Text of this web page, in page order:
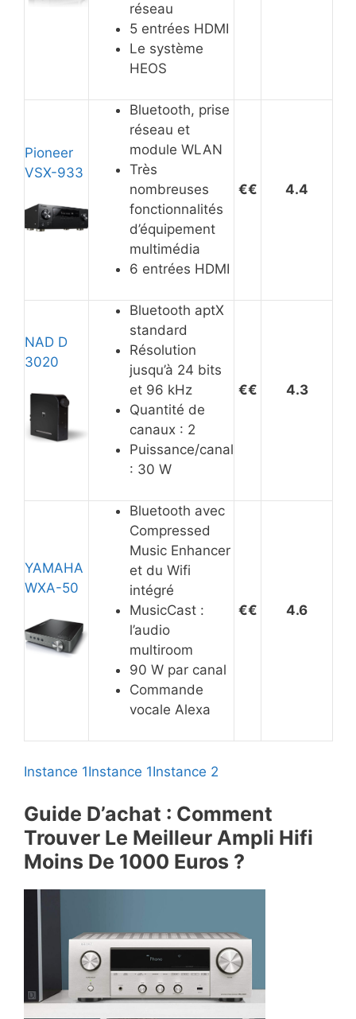
réseau
5 entrées HDMI
Le système
HEOS
Pioneer
VSX-933
Bluetooth, prise
réseau et
module WLAN
Très
nombreuses
fonctionnalités
d’équipement
multimédia
6 entrées HDMI
€€ 4.4
NAD D
3020
Bluetooth aptX
standard
Résolution
jusqu’à 24 bits
et 96 kHz
Quantité de
canaux : 2
Puissance/canal
: 30 W
€€ 4.3
YAMAHA
WXA-50
Bluetooth avec
Compressed
Music Enhancer
et du Wifi
intégré
MusicCast :
l’audio
multiroom
90 W par canal
Commande
vocale Alexa
€€ 4.6
Instance 1Instance 1Instance 2
Guide D’achat : Comment
Trouver Le Meilleur Ampli Hifi
Moins De 1000 Euros ?